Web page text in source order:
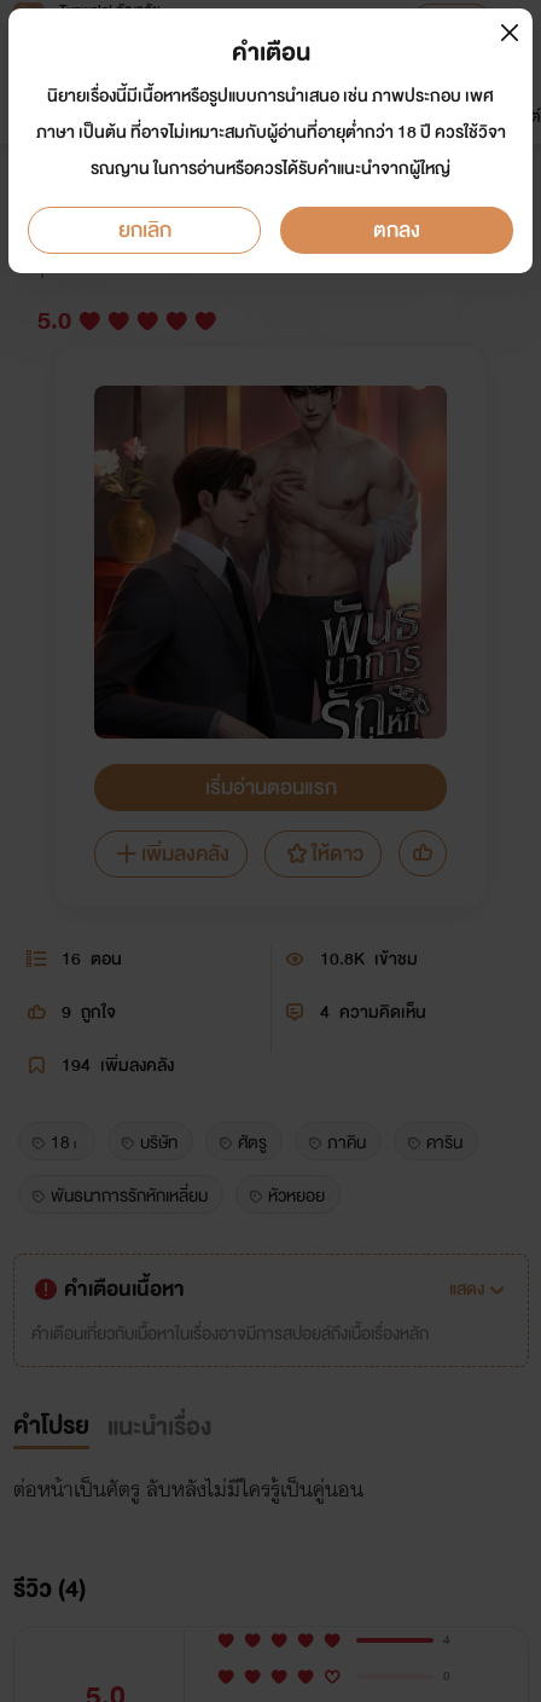
Tunwalai ธัญวลัย
หน้าแรก นิยาย อีบุ๊ก การ์ตูน
มาใหม่
ดรีมแชท ธัญลิสต์
พันธนาการรักหักเหลี่ยม
นักเขียน: หัวหยอย
Y
5.0
เริ่มอ่านตอนแรก
เพิ่มลงคลัง
ให้ดาว
16 ตอน 10.8K เข้าชม
9 ถูกใจ 4 ความคิดเห็น
194 เพิ่มลงคลัง
18+ บริษัท ศัตรู ภาคิน
คาริน
พันธนาการรักหักเหลี่ยม
หัวหยอย
คำเตือนเนื้อหา
แสดง
คำเตือนเกี่ยวกับเนื้อหาในเรื่องอาจมีการสปอยล์ถึงเนื้อเรื่องหลัก
คำโปรย แนะนำเรื่อง
ต่อหน้าเป็นศัตรู ลับหลังไม่มีใครรู้เป็นคู่นอน
รีวิว (4)
4
0
คำเตือน
นิยายเรื่องนี้มีเนื้อหาหรือรูปแบบการนำเสนอ เช่น ภาพประกอบ เพศ
ภาษา เป็นต้น ที่อาจไม่เหมาะสมกับผู้อ่านที่อายุต่ำกว่า 18 ปี ควรใช้วิจา
รณญาน ในการอ่านหรือควรได้รับคำแนะนำจากผู้ใหญ่
ยกเลิก ตกลง